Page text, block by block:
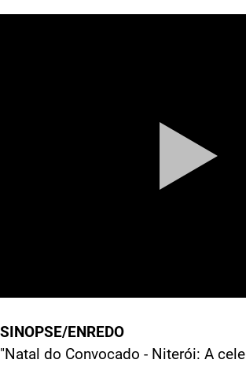
SINOPSE/ENREDO
"Natal do Convocado - Niterói: A